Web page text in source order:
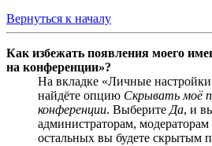
Вернуться к началу
Как избежать появления моего
на конференции»?
На вкладке «Личные
найдёте опцию Скрывать моё
конференции. Выберите Да, и
администраторам,
остальных вы будете скрытым